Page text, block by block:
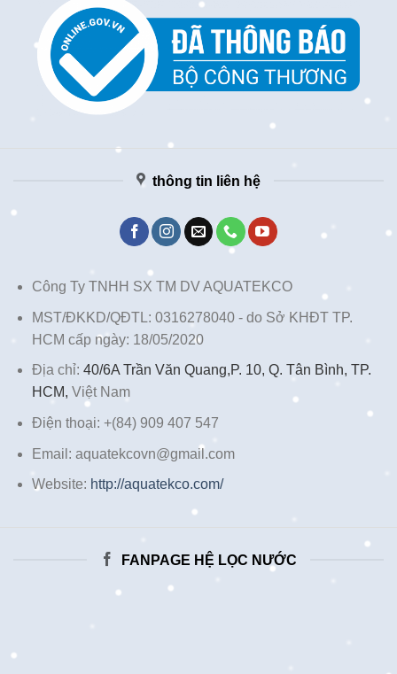
thông tin liên hệ
Công Ty TNHH SX TM DV AQUATEKCO
MST/ĐKKD/QĐTL: 0316278040 - do Sở KHĐT TP.
HCM cấp ngày: 18/05/2020
Địa chỉ: 40/6A Trần Văn Quang,P. 10, Q. Tân Bình, TP.
HCM, Việt Nam
Điện thoại: +(84) 909 407 547
Email: aquatekcovn@gmail.com
Website: http://aquatekco.com/
FANPAGE HỆ LỌC NƯỚC